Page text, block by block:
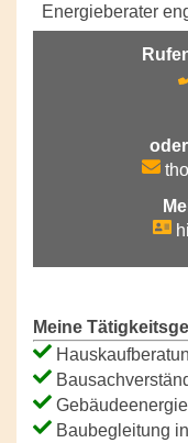
Energieberater
Meine
Baubegleitung